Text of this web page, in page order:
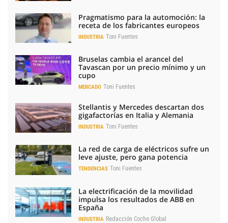
Pragmatismo para la automoción: la
receta de los fabricantes europeos
INDUSTRIA Toni Fuentes
Bruselas cambia el arancel del
Tavascan por un precio mínimo y un
cupo
MERCADO Toni Fuentes
Stellantis y Mercedes descartan dos
gigafactorías en Italia y Alemania
INDUSTRIA Toni Fuentes
La red de carga de eléctricos sufre un
leve ajuste, pero gana potencia
TENDENCIAS Toni Fuentes
La electrificación de la movilidad
impulsa los resultados de ABB en
España
INDUSTRIA Redacción Coche Global